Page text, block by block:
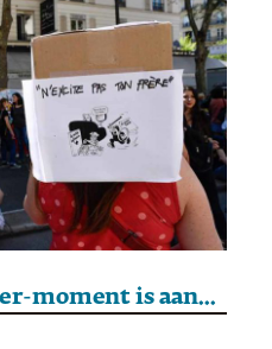
1. Macrons Thatcher-moment is aangebroken